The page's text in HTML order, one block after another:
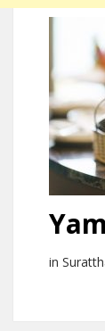
in